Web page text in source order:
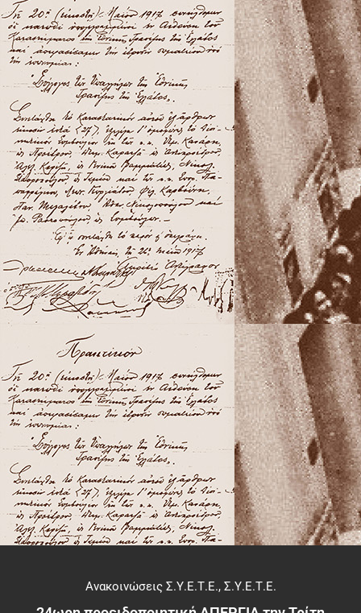
Ανακοινώσεις Σ.Υ.Ε.Τ.Ε., Σ.Υ.Ε.Τ.Ε.